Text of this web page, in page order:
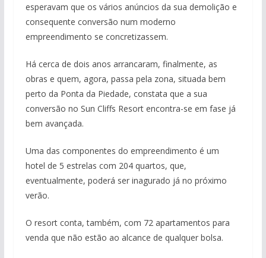
esperavam que os vários anúncios da sua demolição e
consequente conversão num moderno
empreendimento se concretizassem.
Há cerca de dois anos arrancaram, finalmente, as
obras e quem, agora, passa pela zona, situada bem
perto da Ponta da Piedade, constata que a sua
conversão no Sun Cliffs Resort encontra-se em fase já
bem avançada.
Uma das componentes do empreendimento é um
hotel de 5 estrelas com 204 quartos, que,
eventualmente, poderá ser inagurado já no próximo
verão.
O resort conta, também, com 72 apartamentos para
venda que não estão ao alcance de qualquer bolsa.